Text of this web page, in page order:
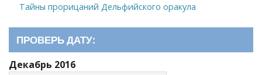
Тайны прорицаний Дельфийского оракула
ПРОВЕРЬ ДАТУ:
Декабрь 2016